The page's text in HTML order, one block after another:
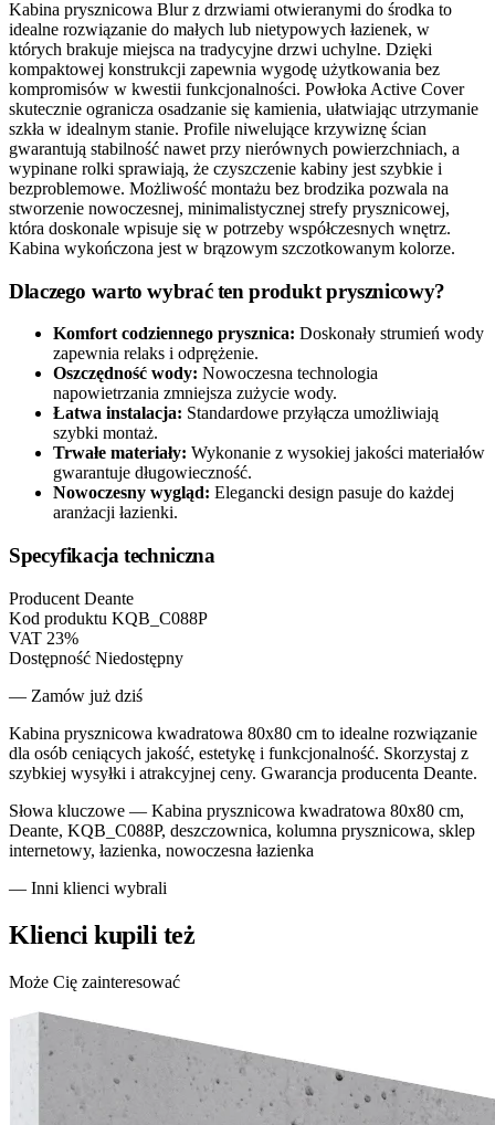
Kabina prysznicowa Blur z drzwiami otwieranymi do środka to
idealne rozwiązanie do małych lub nietypowych łazienek, w
których brakuje miejsca na tradycyjne drzwi uchylne. Dzięki
kompaktowej konstrukcji zapewnia wygodę użytkowania bez
kompromisów w kwestii funkcjonalności. Powłoka Active Cover
skutecznie ogranicza osadzanie się kamienia, ułatwiając utrzymanie
szkła w idealnym stanie. Profile niwelujące krzywiznę ścian
gwarantują stabilność nawet przy nierównych powierzchniach, a
wypinane rolki sprawiają, że czyszczenie kabiny jest szybkie i
bezproblemowe. Możliwość montażu bez brodzika pozwala na
stworzenie nowoczesnej, minimalistycznej strefy prysznicowej,
która doskonale wpisuje się w potrzeby współczesnych wnętrz.
Kabina wykończona jest w brązowym szczotkowanym kolorze.
Dlaczego warto wybrać ten produkt prysznicowy?
Komfort codziennego prysznica: Doskonały strumień wody
zapewnia relaks i odprężenie.
Oszczędność wody: Nowoczesna technologia
napowietrzania zmniejsza zużycie wody.
Łatwa instalacja: Standardowe przyłącza umożliwiają
szybki montaż.
Trwałe materiały: Wykonanie z wysokiej jakości materiałów
gwarantuje długowieczność.
Nowoczesny wygląd: Elegancki design pasuje do każdej
aranżacji łazienki.
Specyfikacja techniczna
Producent Deante
Kod produktu KQB_C088P
VAT 23%
Dostępność Niedostępny
— Zamów już dziś
Kabina prysznicowa kwadratowa 80x80 cm to idealne rozwiązanie
dla osób ceniących jakość, estetykę i funkcjonalność. Skorzystaj z
szybkiej wysyłki i atrakcyjnej ceny. Gwarancja producenta Deante.
Słowa kluczowe — Kabina prysznicowa kwadratowa 80x80 cm,
Deante, KQB_C088P, deszczownica, kolumna prysznicowa, sklep
internetowy, łazienka, nowoczesna łazienka
— Inni klienci wybrali
Klienci kupili też
Może Cię zainteresować